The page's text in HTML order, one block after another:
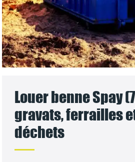
Louer benne Spay
gravats, ferrailles
déchets